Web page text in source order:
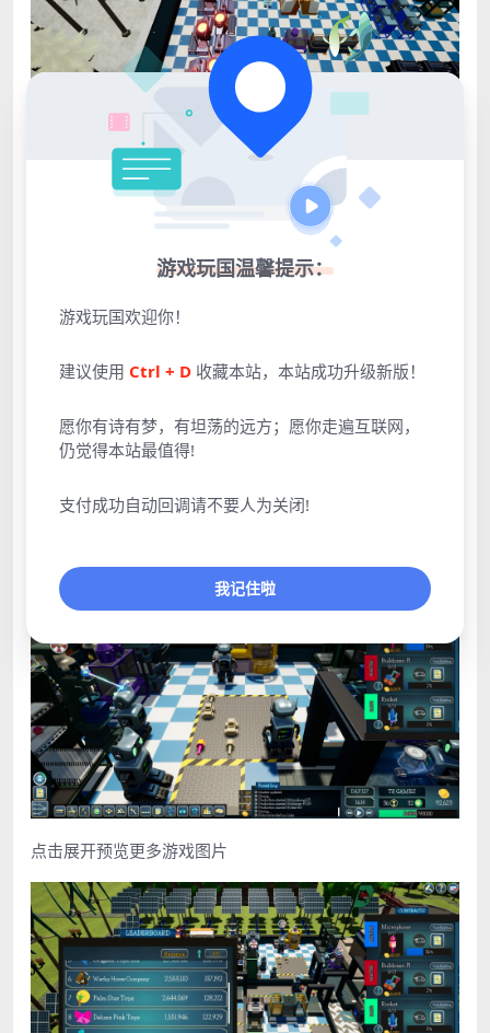
点击展开预览更多游戏图片
游戏玩国温馨提示：
游戏玩国欢迎你！
建议使用 Ctrl + D 收藏本站，本站成功升级新版！
愿你有诗有梦，有坦荡的远方；愿你走遍互联网，
仍觉得本站最值得!
支付成功自动回调请不要人为关闭!
我记住啦